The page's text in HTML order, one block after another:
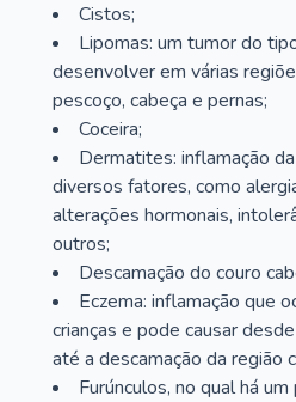
Cistos;
Lipomas: um tumor do
desenvolver em várias
pescoço, cabeça e pernas;
Coceira;
Dermatites: inflamação
diversos fatores, como
alterações hormonais,
outros;
Descamação do couro
Eczema: inflamação que
crianças e pode causar
até a descamação da região
Furúnculos, no qual há